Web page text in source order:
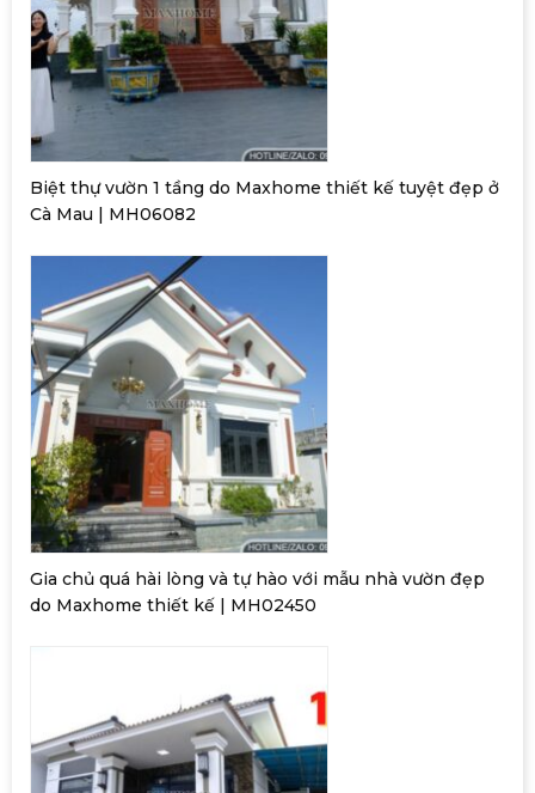
Biệt thự vườn 1 tầng do Maxhome thiết kế tuyệt đẹp ở
Cà Mau | MH06082
Gia chủ quá hài lòng và tự hào với mẫu nhà vườn đẹp
do Maxhome thiết kế | MH02450